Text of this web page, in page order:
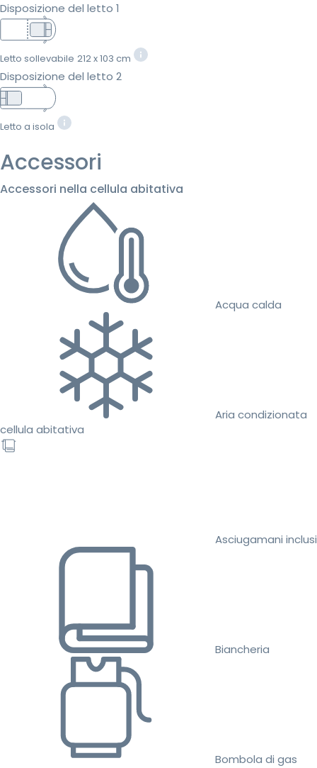
Disposizione del letto 1
Letto sollevabile 212 x 103 cm
Disposizione del letto 2
Letto a isola
Accessori
Accessori nella cellula abitativa
Acqua calda
Aria condizionata
cellula abitativa
Asciugamani inclusi
Biancheria
Bombola di gas